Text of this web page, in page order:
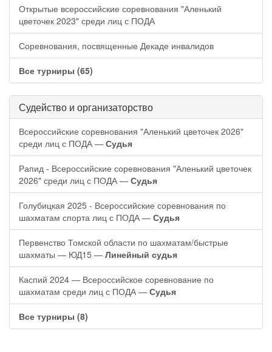
Открытые всероссийские соревнования "Аленький
цветочек 2023" среди лиц с ПОДА
Соревнования, посвященные Декаде инвалидов
Все турниры (65)
Судейство и организаторство
Всероссийские соревнования "Аленький цветочек 2026"
среди лиц с ПОДА — Судья
Рапид - Всероссийские соревнования "Аленький цветочек
2026" среди лиц с ПОДА — Судья
Голубицкая 2025 - Всероссийские соревнования по
шахматам спорта лиц с ПОДА — Судья
Первенство Томской области по шахматам/быстрые
шахматы — ЮД15 — Линейный судья
Каспий 2024 — Всероссийское соревнование по
шахматам среди лиц с ПОДА — Судья
Все турниры (8)